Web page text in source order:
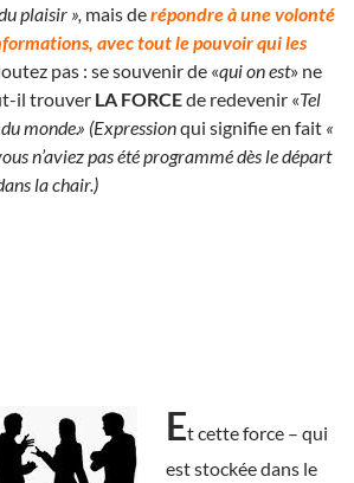
plaisir », mais derépondre à une volonté
avec tout le pouvoir qui les
pas : se souvenir de «qui on est» ne
il trouver LA FORCEde redevenir «Tel
monde.» (Expressionqui signifie en fait «
n’aviez pas été programmé dès le départ
la chair.)
Et cette force – qui
est stockée dans le